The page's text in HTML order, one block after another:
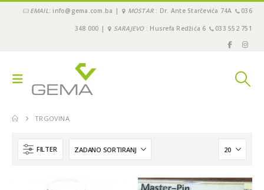
EMAIL: info@gema.com.ba | MOSTAR : Dr. Ante Starčevića 74A 036
348 000 | SARAJEVO: Husrefa Redžića 6 033 552 751
TRGOVINA
FILTER